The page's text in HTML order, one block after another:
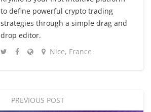
to define powerful crypto trading
strategies through a simple drag and
drop editor.
Nice, France
PREVIOUS POST